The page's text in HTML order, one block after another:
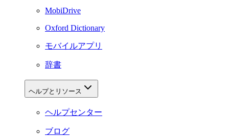
MobiDrive
Oxford Dictionary
モバイルアプリ
辞書
ヘルプとリソース
ヘルプセンター
ブログ